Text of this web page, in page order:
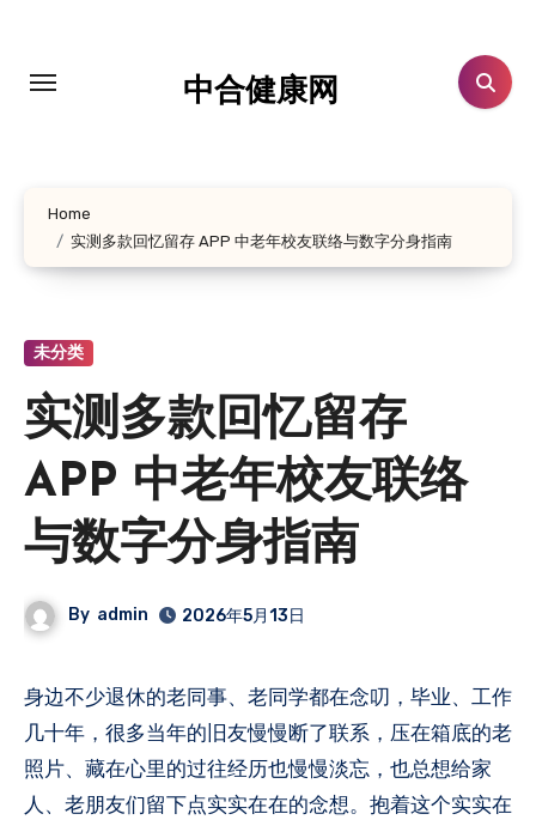
中合健康网
Home
实测多款回忆留存 APP 中老年校友联络与数字分身指南
未分类
实测多款回忆留存
APP 中老年校友联络
与数字分身指南
By admin 2026年5月13日
身边不少退休的老同事、老同学都在念叨，毕业、工作
几十年，很多当年的旧友慢慢断了联系，压在箱底的老
照片、藏在心里的过往经历也慢慢淡忘，也总想给家
人、老朋友们留下点实实在在的念想。抱着这个实实在